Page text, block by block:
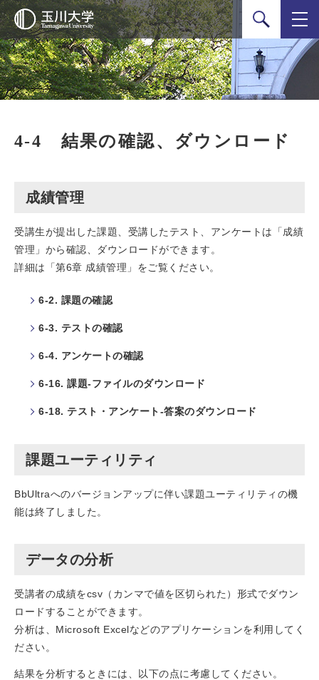
検索
4-4 結果の確認、ダウンロード
成績管理
受講生が提出した課題、受講したテスト、アンケートは「成績
管理」から確認、ダウンロードができます。
詳細は「第6章 成績管理」をご覧ください。
6-2. 課題の確認
6-3. テストの確認
6-4. アンケートの確認
6-16. 課題-ファイルのダウンロード
6-18. テスト・アンケート-答案のダウンロード
課題ユーティリティ
BbUltraへのバージョンアップに伴い課題ユーティリティの機
能は終了しました。
データの分析
受講者の成績をcsv（カンマで値を区切られた）形式でダウン
ロードすることができます。
分析は、Microsoft Excelなどのアプリケーションを利用してく
ださい。
結果を分析するときには、以下の点に考慮してください。